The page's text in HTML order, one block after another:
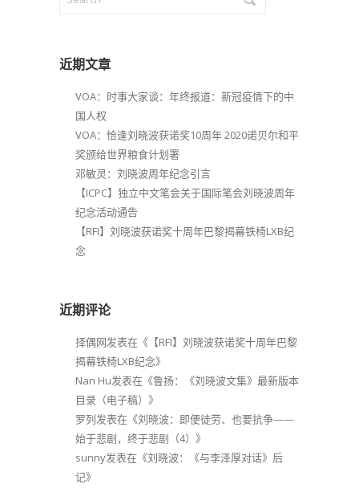
近期文章
VOA：时事大家谈：年终报道：新冠疫情下的中
国人权
VOA：恰逢刘晓波获诺奖10周年 2020诺贝尔和平
奖颁给世界粮食计划署
邓敏灵：刘晓波周年纪念引言
【ICPC】独立中文笔会关于国际笔会刘晓波周年
纪念活动通告
【RFI】刘晓波获诺奖十周年巴黎揭幕铁椅LXB纪
念
近期评论
择偶网发表在《 【RFI】刘晓波获诺奖十周年巴黎
揭幕铁椅LXB纪念》
Nan Hu发表在《鲁扬：《刘晓波文集》最新版本
目录（电子稿） 》
罗列发表在《刘晓波：即便徒劳、也要抗争——
始于悲剧，终于悲剧（4） 》
sunny发表在《刘晓波：《与李泽厚对话》后
记》